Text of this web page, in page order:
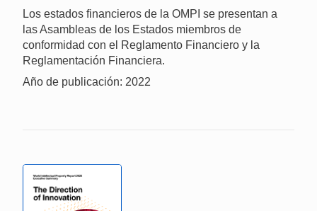
Los estados financieros de la OMPI se presentan a
las Asambleas de los Estados miembros de
conformidad con el Reglamento Financiero y la
Reglamentación Financiera.
Año de publicación: 2022